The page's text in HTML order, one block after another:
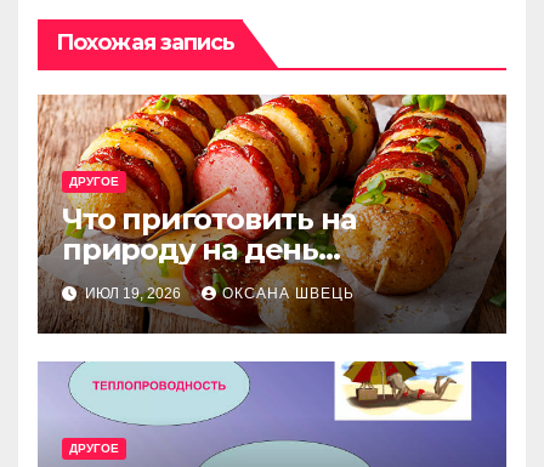
Похожая запись
ДРУГОЕ
Что приготовить на
природу на день
рождения: лучшие идеи
меню
ИЮЛ 19, 2026 ОКСАНА ШВЕЦЬ
ДРУГОЕ